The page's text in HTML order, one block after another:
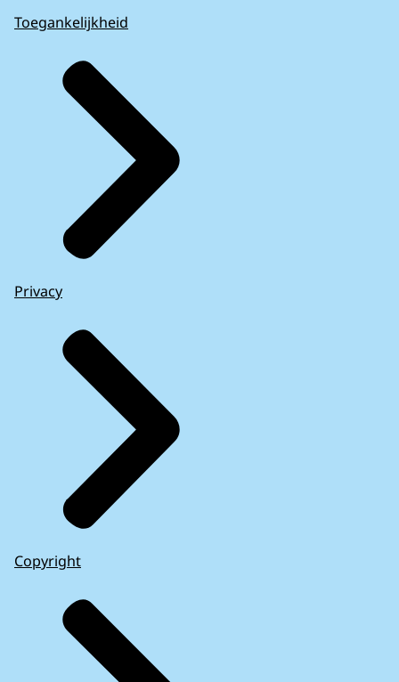
Toegankelijkheid
Privacy
Copyright